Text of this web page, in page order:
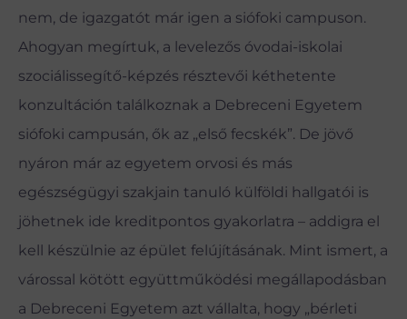
nem, de igazgatót már igen a siófoki campuson.
Ahogyan megírtuk, a levelezős óvodai-iskolai
szociálissegítő-képzés résztevői kéthetente
konzultáción találkoznak a Debreceni Egyetem
siófoki campusán, ők az „első fecskék”. De jövő
nyáron már az egyetem orvosi és más
egészségügyi szakjain tanuló külföldi hallgatói is
jöhetnek ide kreditpontos gyakorlatra – addigra el
kell készülnie az épület felújításának. Mint ismert, a
várossal kötött együttműködési megállapodásban
a Debreceni Egyetem azt vállalta, hogy „bérleti